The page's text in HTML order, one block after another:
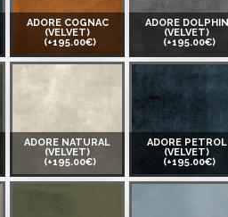
ADORE COGNAC
(VELVET)
(+195.00€)
ADORE DOLPHIN
(VELVET)
(+195.00€)
ADORE NATURAL
(VELVET)
(+195.00€)
ADORE PETROL
(VELVET)
(+195.00€)